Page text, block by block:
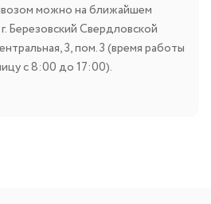
можно на ближайшем
Березовский Свердловской
3, пом. 3 (время работы
с 8:00 до 17:00).